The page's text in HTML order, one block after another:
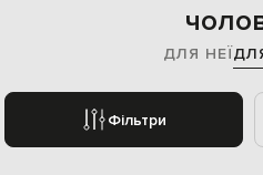
ДЛЯ НЕЇ
Фільтри